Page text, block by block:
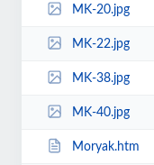
MK-20.jpg
MK-22.jpg
MK-38.jpg
MK-40.jpg
Moryak.htm